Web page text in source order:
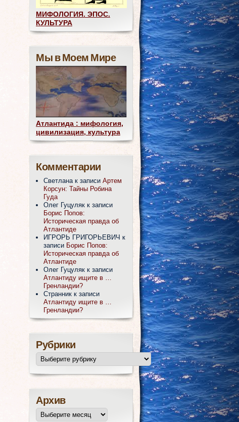
МИФОЛОГИЯ. ЭПОС.
КУЛЬТУРА
Мы в Моем Мире
Атлантида : мифология,
цивилизация, культура
Комментарии
Светлана к записи Артем
Корсун: Тайны Робина
Гуда
Олег Гуцуляк к записи
Борис Попов:
Историческая правда об
Атлантиде
ИГРОРЬ ГРИГОРЬЕВИЧ к
записи Борис Попов:
Историческая правда об
Атлантиде
Олег Гуцуляк к записи
Атлантиду ищите в …
Гренландии?
Странник к записи
Атлантиду ищите в …
Гренландии?
Рубрики
Архив